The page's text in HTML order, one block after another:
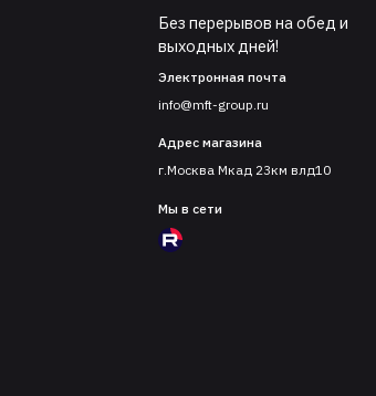
Без перерывов на обед и
выходных дней!
Электронная почта
info@mft-group.ru
Адрес магазина
г.Москва Мкад 23км влд10
Мы в сети